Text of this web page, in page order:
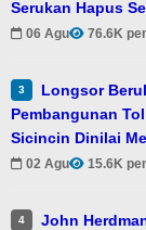
Serukan Hapus
06 Agu 76.6K
3
Longsor
Pembangunan
Sicincin Dinilai
02 Agu 15.6K
4
John